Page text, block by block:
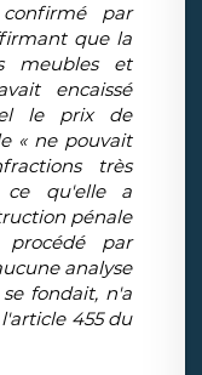
par
que la
meubles et
encaissé
le prix de
« ne pouvait
très
ce qu'elle a
pénale
par
analyse
fondait, n'a
455 du